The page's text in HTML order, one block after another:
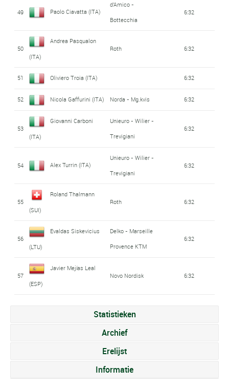
49 Paolo Ciavatta (ITA)
d'Amico -
Bottecchia
6:32
50
Andrea Pasqualon
(ITA)
Roth 6:32
51 Oliviero Troia (ITA) 6:32
52 Nicola Gaffurini (ITA) Norda - Mg.kvis 6:32
53
Giovanni Carboni
(ITA)
Unieuro - Wilier -
Trevigiani
6:32
54 Alex Turrin (ITA)
Unieuro - Wilier -
Trevigiani
6:32
55
Roland Thalmann
(SUI)
Roth 6:32
56
Evaldas Siskevicius
(LTU)
Delko - Marseille
Provence KTM
6:32
57
Javier Mejías Leal
(ESP)
Novo Nordisk 6:32
Statistieken
Archief
Erelijst
Informatie